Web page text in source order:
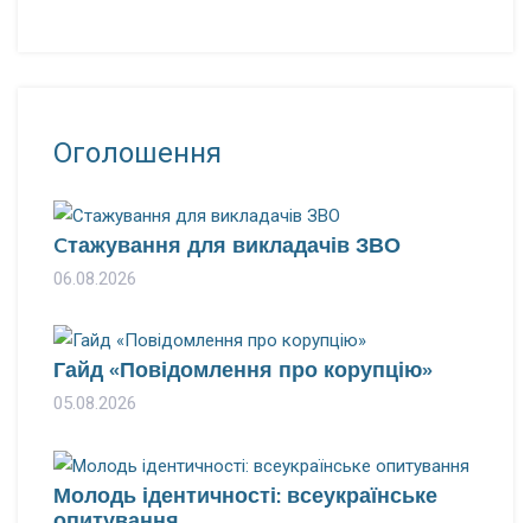
Оголошення
Cтажування для викладачів ЗВО
06.08.2026
Гайд «Повідомлення про корупцію»
05.08.2026
Молодь ідентичності: всеукраїнське